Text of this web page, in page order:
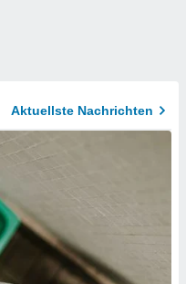
Aktuellste Nachrichten